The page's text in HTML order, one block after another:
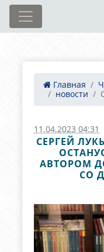
Главная
новости
11.04.2023 04:31
СЕРГЕЙ
АВТОРОМ
СО